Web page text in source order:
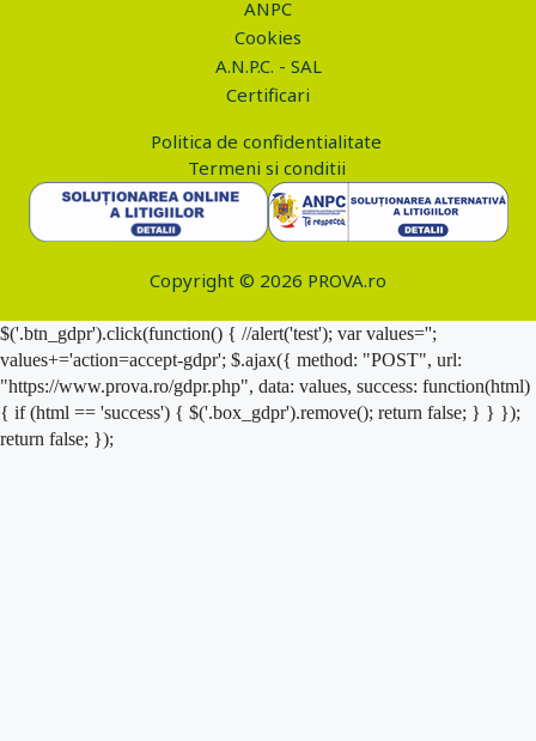
ANPC
Cookies
A.N.P.C. - SAL
Certificari
Politica de confidentialitate
Termeni si conditii
Copyright © 2026 PROVA.ro
$('.btn_gdpr').click(function() { //alert('test'); var values='';
values+='action=accept-gdpr'; $.ajax({ method: "POST", url:
"https://www.prova.ro/gdpr.php", data: values, success: function(html)
{ if (html == 'success') { $('.box_gdpr').remove(); return false; } } });
return false; });